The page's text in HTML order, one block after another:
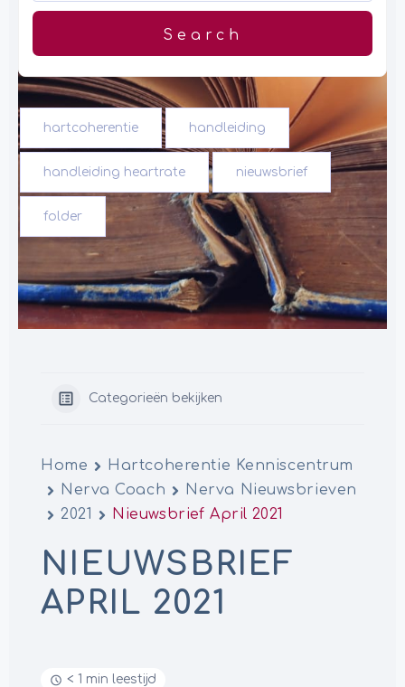
hartcoherentie handleiding
handleiding heartrate nieuwsbrief
folder
Categorieën bekijken
Home
Hartcoherentie Kenniscentrum
Nerva Coach
Nerva Nieuwsbrieven
2021
Nieuwsbrief April 2021
NIEUWSBRIEF
APRIL 2021
< 1 min leestijd